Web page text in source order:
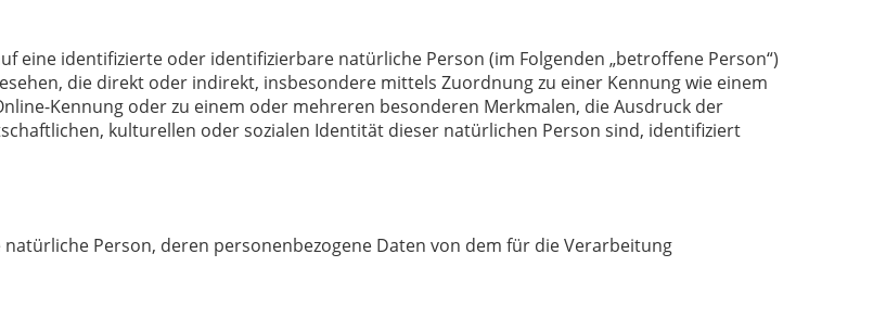
eine identifizierte oder identifizierbare natürliche Person (im Folgenden „betroffene Person“)
die direkt oder indirekt, insbesondere mittels Zuordnung zu einer Kennung wie einem
Kennung oder zu einem oder mehreren besonderen Merkmalen, die Ausdruck der
kulturellen oder sozialen Identität dieser natürlichen Person sind, identifiziert
Person, deren personenbezogene Daten von dem für die Verarbeitung